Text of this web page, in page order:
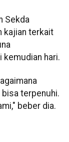
Sekda
kajian terkait
kemudian hari.
terpenuhi.
beber dia.